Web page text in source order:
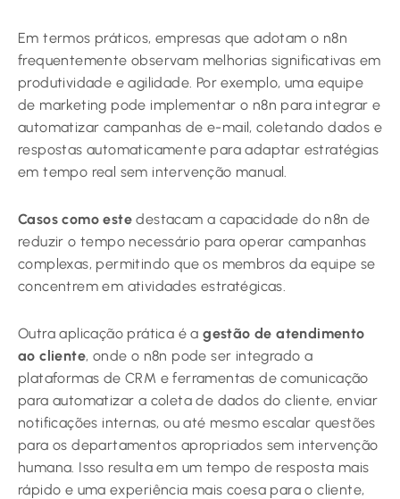
Em termos práticos, empresas que adotam o n8n
frequentemente observam melhorias significativas em
produtividade e agilidade. Por exemplo, uma equipe
de marketing pode implementar o n8n para integrar e
automatizar campanhas de e-mail, coletando dados e
respostas automaticamente para adaptar estratégias
em tempo real sem intervenção manual.
Casos como este destacam a capacidade do n8n de
reduzir o tempo necessário para operar campanhas
complexas, permitindo que os membros da equipe se
concentrem em atividades estratégicas.
Outra aplicação prática é agestão de atendimento
ao cliente, onde o n8n pode ser integrado a
plataformas de CRM e ferramentas de comunicação
para automatizar a coleta de dados do cliente, enviar
notificações internas, ou até mesmo escalar questões
para os departamentos apropriados sem intervenção
humana. Isso resulta em um tempo de resposta mais
rápido e uma experiência mais coesa para o cliente,